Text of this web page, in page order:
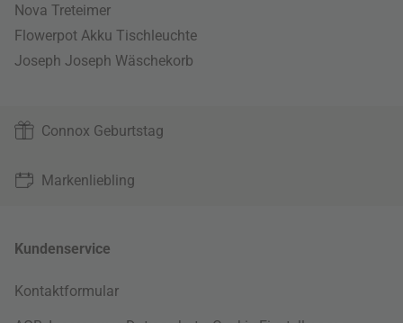
Nova Treteimer
Flowerpot Akku Tischleuchte
Joseph Joseph Wäschekorb
Connox Geburtstag
Markenliebling
Kundenservice
Kontaktformular